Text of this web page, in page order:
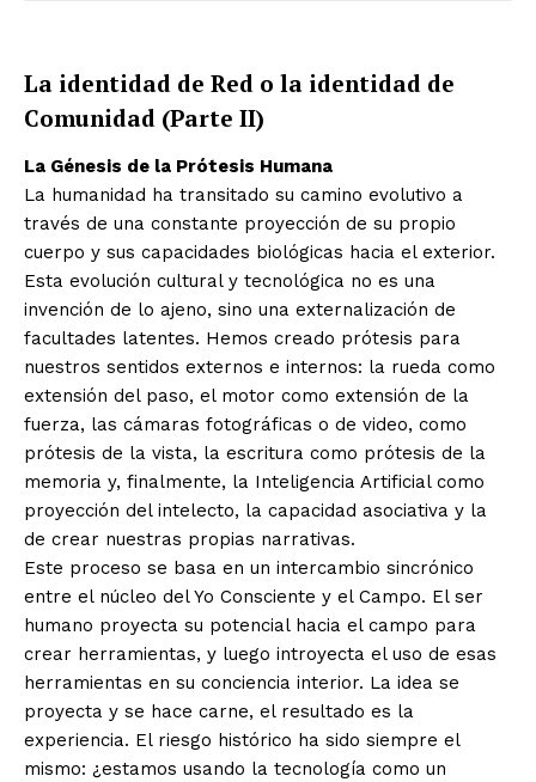
La identidad de Red o la identidad de
Comunidad (Parte II)
La Génesis de la Prótesis Humana
La humanidad ha transitado su camino evolutivo a
través de una constante proyección de su propio
cuerpo y sus capacidades biológicas hacia el exterior.
Esta evolución cultural y tecnológica no es una
invención de lo ajeno, sino una externalización de
facultades latentes. Hemos creado prótesis para
nuestros sentidos externos e internos: la rueda como
extensión del paso, el motor como extensión de la
fuerza, las cámaras fotográficas o de video, como
prótesis de la vista, la escritura como prótesis de la
memoria y, finalmente, la Inteligencia Artificial como
proyección del intelecto, la capacidad asociativa y la
de crear nuestras propias narrativas.
Este proceso se basa en un intercambio sincrónico
entre el núcleo del Yo Consciente y el Campo. El ser
humano proyecta su potencial hacia el campo para
crear herramientas, y luego introyecta el uso de esas
herramientas en su conciencia interior. La idea se
proyecta y se hace carne, el resultado es la
experiencia. El riesgo histórico ha sido siempre el
mismo: ¿estamos usando la tecnología como un